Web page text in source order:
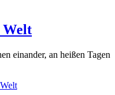
Welt
einander, an heißen Tagen